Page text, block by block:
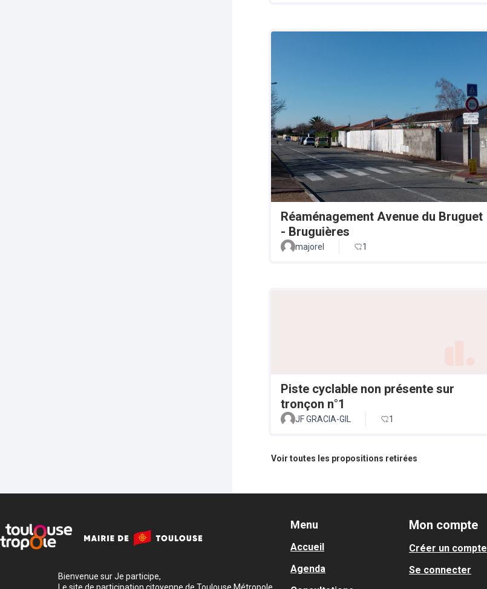
Réaménagement Avenue du Bruguet
- Bruguières
majorel 1
Piste cyclable non présente sur
tronçon n°1
JF GRACIA-GIL 1
Voir toutes les propositions retirées
Bienvenue sur Je participe,
Menu
Accueil
Agenda
Mon compte
Créer un compte
Se connecter